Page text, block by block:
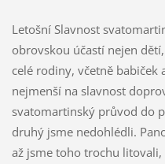
Letošní Slavnost
obrovskou účastí nejen
celé rodiny, včetně babiček
nejmenší na slavnost
svatomartinský průvod do
druhý jsme nedohlédli.
až jsme toho trochu